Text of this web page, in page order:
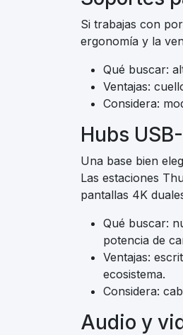
Si trabajas con
ergonomía y la
Qué buscar:
Ventajas:
Considera:
Hubs
Una base bien
Las estaciones
pantallas 4K
Qué buscar:
potencia de
Ventajas:
ecosistema.
Considera:
Audio y